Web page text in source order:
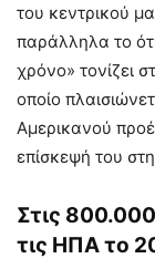
του κεντρικού
παράλληλα το
χρόνο» τονίζει
οποίο
Αμερικανού
επίσκεψή του
Στις
τις ΗΠΑ το